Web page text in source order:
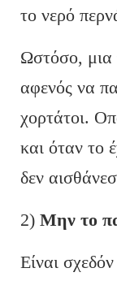
το νερό
Ωστόσο, μια
αφενός να
χορτάτοι.
και όταν το
δεν
2) Μην το
Είναι